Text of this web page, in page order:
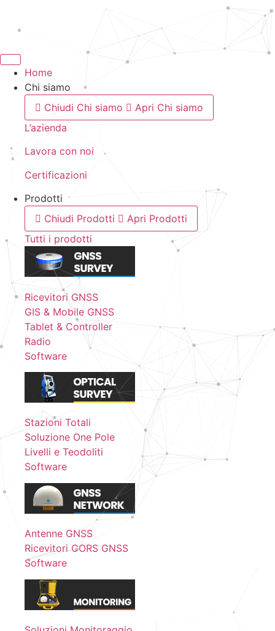
Home
Chi siamo
Chiudi Chi siamo
Apri Chi siamo
L’azienda
Lavora con noi
Certificazioni
Prodotti
Chiudi Prodotti
Apri Prodotti
Tutti i prodotti
Ricevitori GNSS
GIS & Mobile GNSS
Tablet & Controller
Radio
Software
Stazioni Totali
Soluzione One Pole
Livelli e Teodoliti
Software
Antenne GNSS
Ricevitori CORS GNSS
Software